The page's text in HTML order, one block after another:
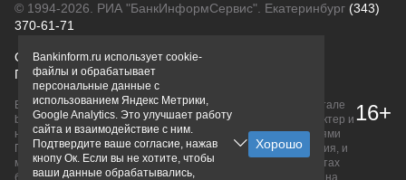
© 1994-2026. РИА "БанкИнформСервис". Екатеринбург (343)
370-61-71
О проектеПолитика конфиденциальности
Правовая информацияДля рекламодателей
Вся информация о продуктах банков, размещенная на портале
bankinform.ru, носит исключительно ознакомительный характер и
не является публичной офертой, определяемой положениями
ГК РФ. Информация не содержит точного и полного описания, и
может быть изменена. Конечные условия уточняйте на сайтах
банков или при личном обращении. Исключительное право на
16+
Bankinform.ru использует cookie-
файлы и обрабатывает
персональные данные с
использованием Яндекс Метрики,
Google Analytics. Это улучшает работу
сайта и взаимодействие с ним.
Подтвердите ваше согласие, нажав
кнопу Ок. Если вы не хотите, чтобы
ваши данные обрабатывались,